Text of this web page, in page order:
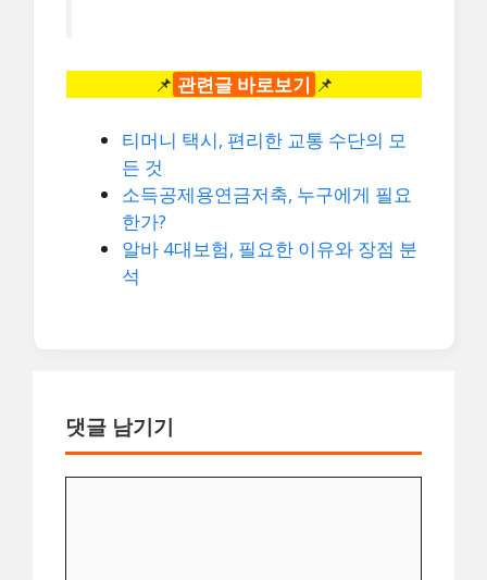
📌 관련글 바로보기 📌
티머니 택시, 편리한 교통 수단의 모
든 것
소득공제용연금저축, 누구에게 필요
한가?
알바 4대보험, 필요한 이유와 장점 분
석
댓글 남기기